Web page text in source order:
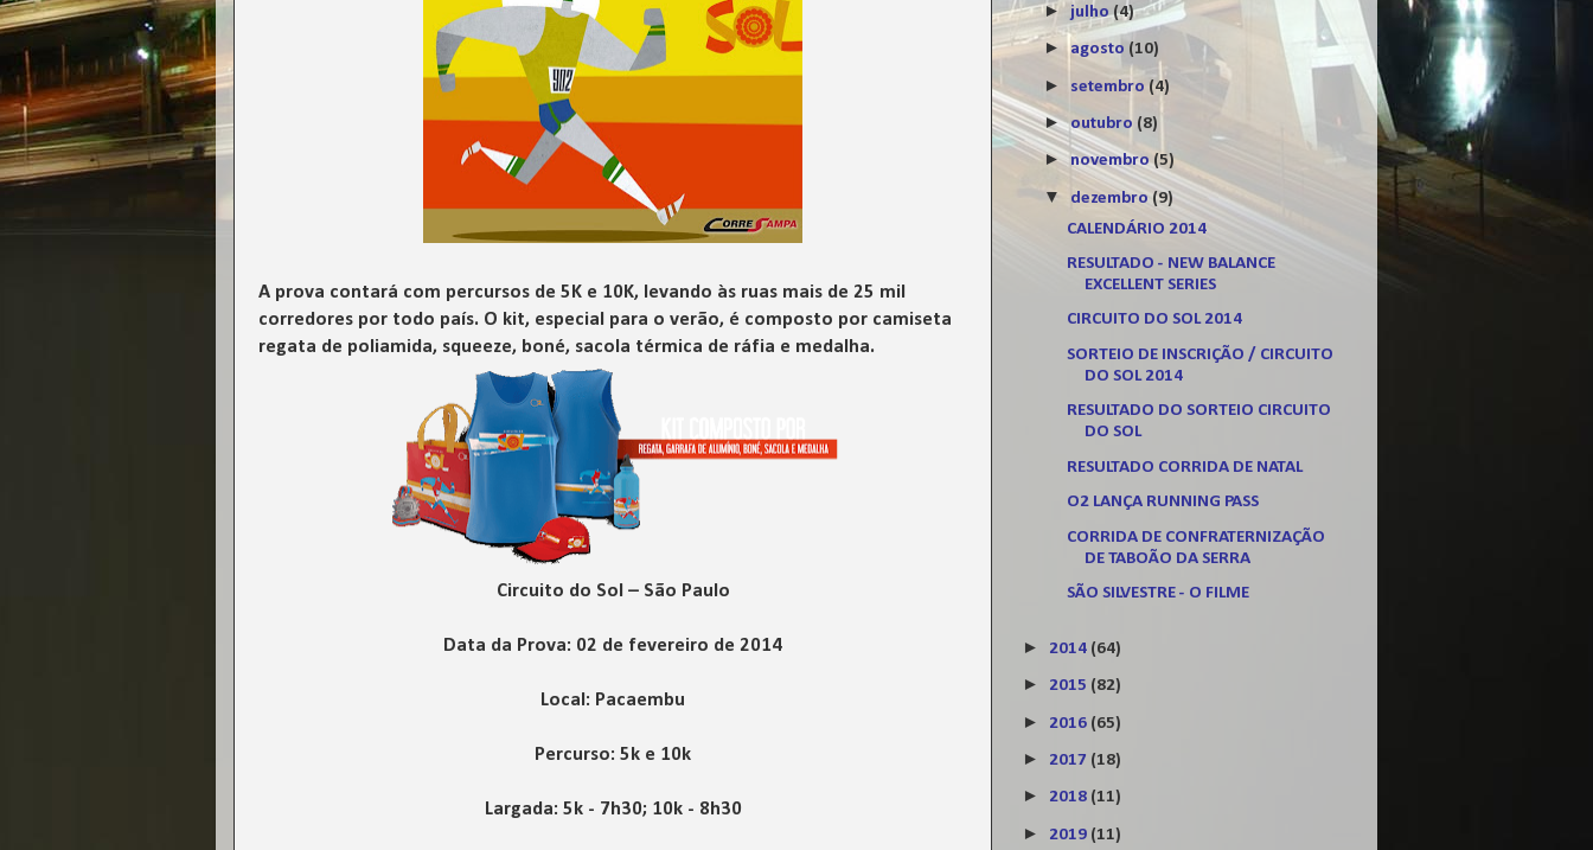
A prova contará com percursos de 5K e 10K, levando às ruas mais de 25 mil
corredores por todo país. O kit, especial para o verão, é composto por camiseta
regata de poliamida, squeeze, boné, sacola térmica de ráfia e medalha.
Circuito do Sol – São Paulo
Data da Prova: 02 de fevereiro de 2014
Local: Pacaembu
Percurso: 5k e 10k
Largada: 5k - 7h30; 10k - 8h30
► julho(4)
► agosto (10)
► setembro (4)
►outubro (8)
►novembro(5)
▼ dezembro (9)
CALENDÁRIO 2014
RESULTADO - NEW BALANCE
EXCELLENT SERIES
CIRCUITO DO SOL 2014
SORTEIO DE INSCRIÇÃO / CIRCUITO
DO SOL 2014
RESULTADO DO SORTEIO CIRCUITO
DO SOL
RESULTADO CORRIDA DE NATAL
O2 LANÇA RUNNING PASS
CORRIDA DE CONFRATERNIZAÇÃO
DE TABOÃO DA SERRA
SÃO SILVESTRE - O FILME
► 2014 (64)
► 2015 (82)
► 2016 (65)
► 2017 (18)
► 2018 (11)
► 2019 (11)